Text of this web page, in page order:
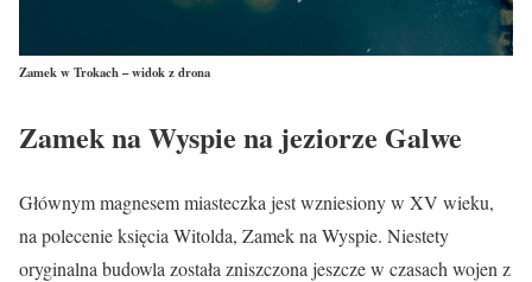
Zamek w Trokach – widok z drona
Zamek na Wyspie na jeziorze Galwe
Głównym magnesem miasteczka jest wzniesiony w XV wieku,
na polecenie księcia Witolda, Zamek na Wyspie. Niestety
oryginalna budowla została zniszczona jeszcze w czasach wojen z